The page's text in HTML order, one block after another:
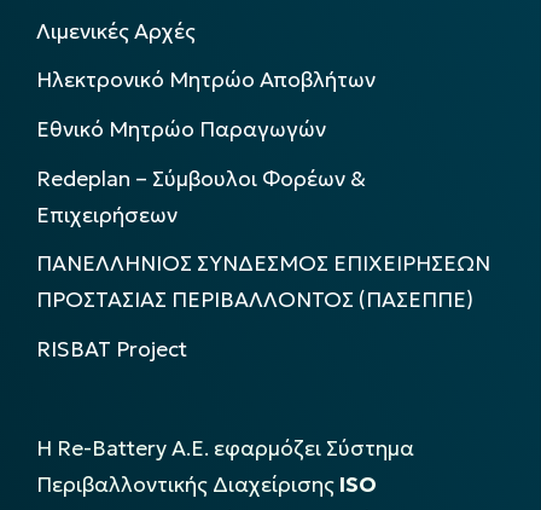
Λιμενικές Αρχές
Ηλεκτρονικό Μητρώο Αποβλήτων
Εθνικό Μητρώο Παραγωγών
Redeplan – Σύμβουλοι Φορέων &
Επιχειρήσεων
ΠΑΝΕΛΛΗΝΙΟΣ ΣΥΝΔΕΣΜΟΣ ΕΠΙΧΕΙΡΗΣΕΩΝ
ΠΡΟΣΤΑΣΙΑΣ ΠΕΡΙΒΑΛΛΟΝΤΟΣ (ΠΑΣΕΠΠΕ)
RISBAT Project
Η Re-Battery Α.Ε. εφαρμόζει Σύστημα
Περιβαλλοντικής Διαχείρισης ISO